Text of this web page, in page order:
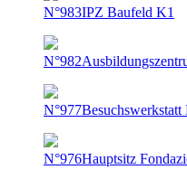
N°983IPZ Baufeld K1
N°982
N°977
N°976Hauptsitz